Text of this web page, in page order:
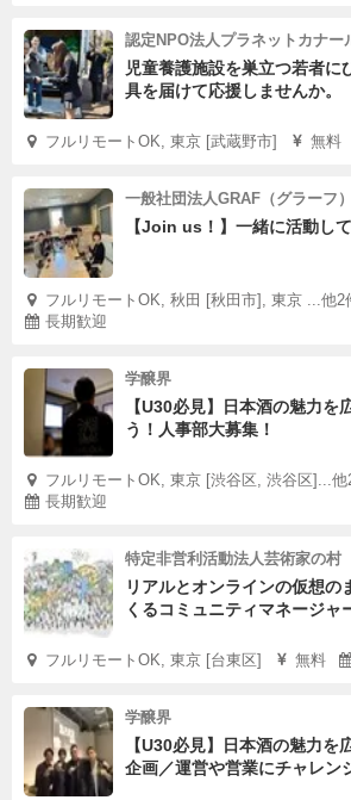
認定NPO法人プラネットカナー
児童養護施設を巣立つ若者に
具を届けて応援しませんか。
フルリモートOK, 東京 [武蔵野市] 無料
一般社団法人GRAF（グラーフ）
【Join us！】一緒に活動し
フルリモートOK, 秋田 [秋田市], 東京 ...他2
長期歓迎
学醸界
【U30必見】日本酒の魅力を
う！人事部大募集！
フルリモートOK, 東京 [渋谷区, 渋谷区]...他
長期歓迎
特定非営利活動法人芸術家の村
リアルとオンラインの仮想の
くるコミュニティマネージャ
フルリモートOK, 東京 [台東区] 無料
学醸界
【U30必見】日本酒の魅力を
企画／運営や営業にチャレン